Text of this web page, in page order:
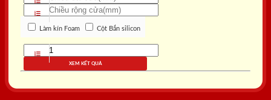
Làm kín Foam Cột Bắn silicon
XEM KẾT QUẢ